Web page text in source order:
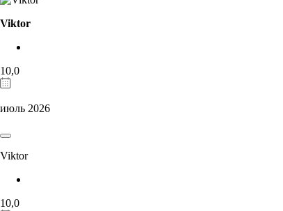
Viktor
10,0
июль 2026
Viktor
10,0